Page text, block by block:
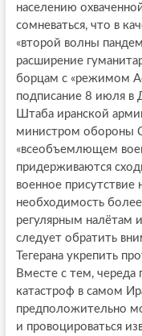
населению
сомневаться, что в
«второй волны
расширение
борцам с «режимом
подписание 8 июля в
Штаба иранской
министром обороны
«всеобъемлющем
придерживаются
военное присутствие
необходимость
регулярным налётам
следует обратить
Тегерана укрепить
Вместе с тем, череда
катастроф в самом
предположительно
и провоцироваться